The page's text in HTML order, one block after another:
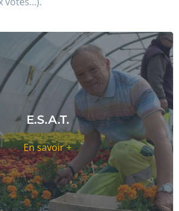
E.S.A.T.
En savoir +